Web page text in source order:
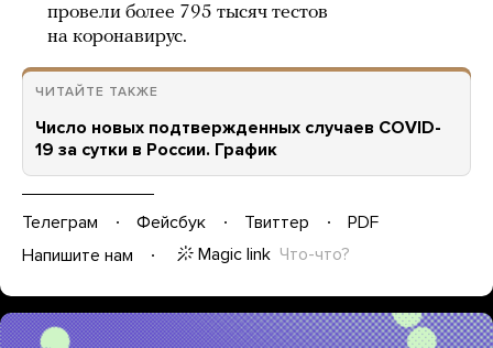
провели более 795 тысяч тестов
на коронавирус.
ЧИТАЙТЕ ТАКЖЕ
Число новых подтвержденных случаев COVID-
19 за сутки в России. График
Телеграм Фейсбук Твиттер
PDF
Напишите нам
Magic link Что-что?